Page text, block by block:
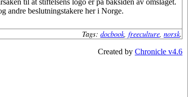
andre beslutningstakere her i Norge.
Tags: docbook, freeculture norsk.
Created by Chronicle v4.6